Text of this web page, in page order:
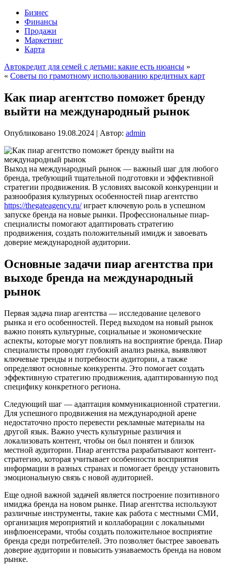
Бизнес
Финансы
Продажи
Маркетинг
Карта
Автокредит для семей с детьми: какие есть нюансы »
« Советы по грамотному использованию кредитных карт
Как пиар агентство поможет бренду
выйти на международный рынок
Опубликовано 19.08.2024 | Автор: admin
Выход на международный рынок — важный шаг для любого
бренда, требующий тщательной подготовки и эффективной
стратегии продвижения. В условиях высокой конкуренции и
разнообразия культурных особенностей пиар агентство
https://thegateagency.ru/играет ключевую роль в успешном
запуске бренда на новые рынки. Профессиональные пиар-
специалисты помогают адаптировать стратегию
продвижения, создать положительный имидж и завоевать
доверие международной аудитории.
Основные задачи пиар агентства при
выходе бренда на международный
рынок
Первая задача пиар агентства — исследование целевого
рынка и его особенностей. Перед выходом на новый рынок
важно понять культурные, социальные и экономические
аспекты, которые могут повлиять на восприятие бренда. Пиар
специалисты проводят глубокий анализ рынка, выявляют
ключевые тренды и потребности аудитории, а также
определяют основные конкуренты. Это помогает создать
эффективную стратегию продвижения, адаптированную под
специфику конкретного региона.
Следующий шаг — адаптация коммуникационной стратегии.
Для успешного продвижения на международной арене
недостаточно просто перевести рекламные материалы на
другой язык. Важно учесть культурные различия и
локализовать контент, чтобы он был понятен и близок
местной аудитории. Пиар агентства разрабатывают контент-
стратегию, которая учитывает особенности восприятия
информации в разных странах и помогает бренду установить
эмоциональную связь с новой аудиторией.
Еще одной важной задачей является построение позитивного
имиджа бренда на новом рынке. Пиар агентства используют
различные инструменты, такие как работа с местными СМИ,
организация мероприятий и коллаборации с локальными
инфлюенсерами, чтобы создать положительное восприятие
бренда среди потребителей. Это позволяет быстрее завоевать
доверие аудитории и повысить узнаваемость бренда на новом
рынке.